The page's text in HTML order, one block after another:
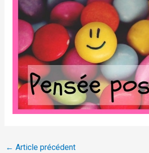
← Article précédent